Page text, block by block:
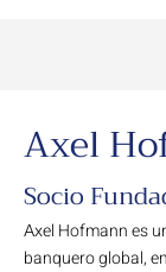
Axel
Socio
Axel Hofmann es
banquero global,